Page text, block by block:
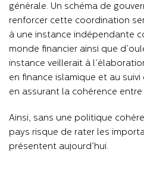
générale. Un schéma de
renforcer cette coordination
à une instance indépendante
monde financier ainsi que
instance veillerait à
en finance islamique et au
en assurant la cohérence
Ainsi, sans une politique
pays risque de rater les
présentent aujourd’hui.